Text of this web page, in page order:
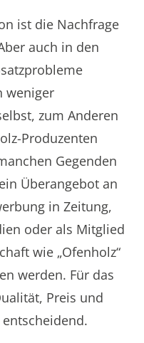
ist die Nachfrage
auch in den
weniger
zum Anderen
Produzenten
Gegenden
Überangebot an
in Zeitung,
oder als Mitglied
wie „Ofenholz“
werden. Für das
Preis und